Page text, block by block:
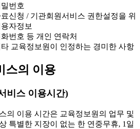
번호
신청 / 기관회원서비스 권한설정을 위
자정보
번호 등 개인 연락처
교육정보원이 인정하는 경미한 사항
스의 이용
비스 이용시간)
의 이용 시간은 교육정보원의 업무 및
특별한 지장이 없는 한 연중무휴, 1일